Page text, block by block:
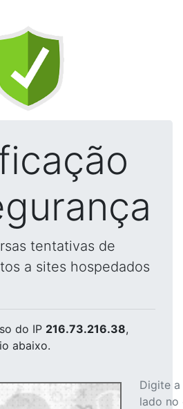
tentativas de
a sites hospedados
do IP 216.73.216.38,
abaixo.
Digite
lado no